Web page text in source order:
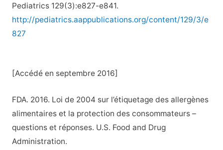
Pediatrics 129(3):e827-e841.
http://pediatrics.aappublications.org/content/129/3/e
827
[Accédé en septembre 2016]
FDA. 2016. Loi de 2004 sur l’étiquetage des allergènes
alimentaires et la protection des consommateurs –
questions et réponses. U.S. Food and Drug
Administration.